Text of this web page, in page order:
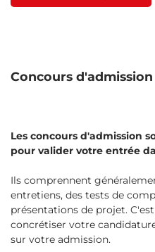
Concours d'admission
Les concours d'admission
pour valider votre entrée
Ils comprennent
entretiens, des tests de
présentations de projet.
concrétiser votre
sur votre admission.